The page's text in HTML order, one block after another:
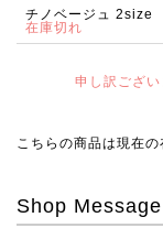
チノベージュ 2size
在庫切れ
申し訳ござ
こちらの商品は現在の
Shop Message